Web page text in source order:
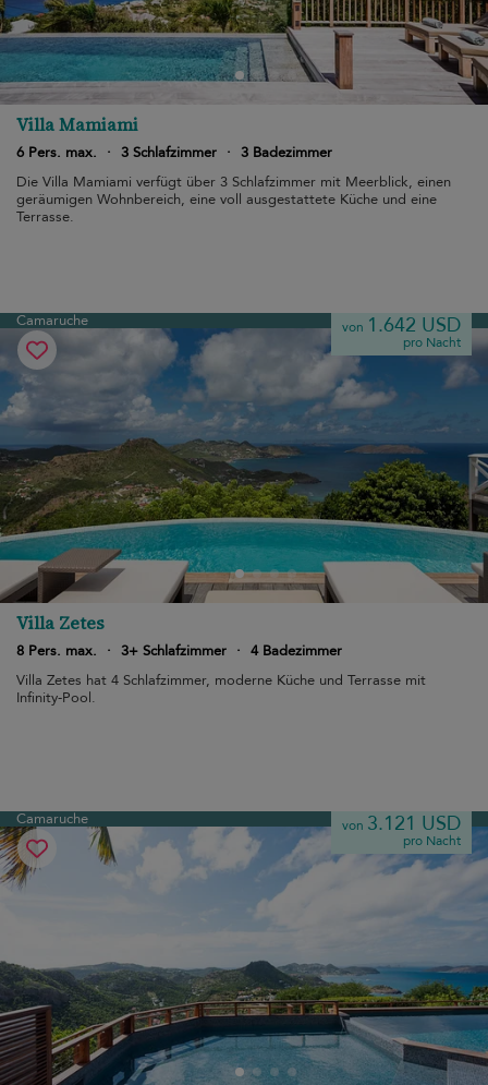
Villa Mamiami
6 Pers. max. · 3 Schlafzimmer · 3 Badezimmer
Die Villa Mamiami verfügt über 3 Schlafzimmer mit Meerblick, einen
geräumigen Wohnbereich, eine voll ausgestattete Küche und eine
Terrasse.
Camaruche von 1.642 USD
pro Nacht
Villa Zetes
8 Pers. max. · 3+ Schlafzimmer · 4 Badezimmer
Villa Zetes hat 4 Schlafzimmer, moderne Küche und Terrasse mit
Infinity-Pool.
Camaruche von 3.121 USD
pro Nacht